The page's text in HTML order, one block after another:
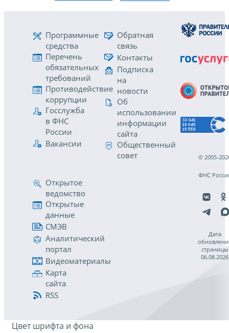
Программные
средства
Перечень
обязательных
требований
Противодействие
коррупции
Госслужба
в ФНС
России
Вакансии
Обратная
связь
Контакты
Подписка
на
новости
Об
использовании
информации
сайта
Общественный
совет
Открытое
ведомство
Открытые
данные
СМЭВ
Аналитический
портал
Видеоматериалы
Карта
сайта
RSS
© 2005-
ФНС
Дата
страницы
06.08.2026
Цвет шрифта и фона